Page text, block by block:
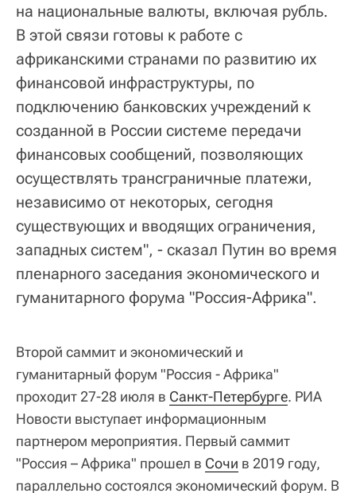
на национальные валюты, включая рубль.
В этой связи готовы к работе с
африканскими странами по развитию их
финансовой инфраструктуры, по
подключению банковских учреждений к
созданной в России системе передачи
финансовых сообщений, позволяющих
осуществлять трансграничные платежи,
независимо от некоторых, сегодня
существующих и вводящих ограничения,
западных систем", - сказал Путин во время
пленарного заседания экономического и
гуманитарного форума "Россия-Африка".
Второй саммит и экономический и
гуманитарный форум "Россия - Африка"
проходит 27-28 июля в Санкт-Петербурге. РИА
Новости выступает информационным
партнером мероприятия. Первый саммит
"Россия – Африка" прошел в Сочи в 2019 году,
параллельно состоялся экономический форум. В